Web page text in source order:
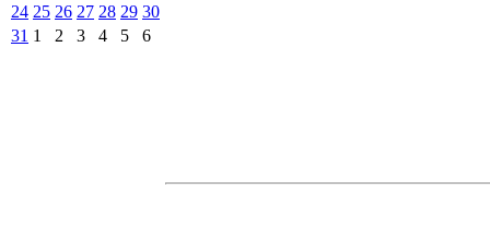
24 25 26 27 28 29 30
31 1 2 3 4 5 6